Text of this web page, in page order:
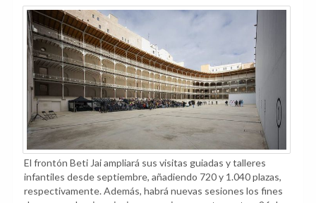
El frontón Beti Jai ampliará sus visitas guiadas y talleres
infantiles desde septiembre, añadiendo 720 y 1.040 plazas,
respectivamente. Además, habrá nuevas sesiones los fines